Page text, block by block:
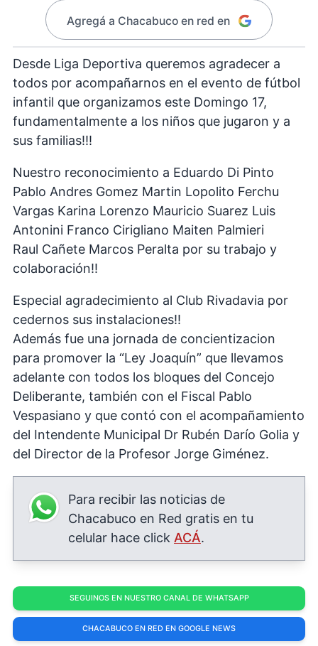
Agregá a Chacabuco en red en
Desde Liga Deportiva queremos agradecer a
todos por acompañarnos en el evento de fútbol
infantil que organizamos este Domingo 17,
fundamentalmente a los niños que jugaron y a
sus familias!!!
Nuestro reconocimiento a Eduardo Di Pinto
Pablo Andres Gomez Martin Lopolito Ferchu
Vargas Karina Lorenzo Mauricio Suarez Luis
Antonini Franco Cirigliano Maiten Palmieri
Raul Cañete Marcos Peralta por su trabajo y
colaboración!!
Especial agradecimiento al Club Rivadavia por
cedernos sus instalaciones!!
Además fue una jornada de concientizacion
para promover la “Ley Joaquín” que llevamos
adelante con todos los bloques del Concejo
Deliberante, también con el Fiscal Pablo
Vespasiano y que contó con el acompañamiento
del Intendente Municipal Dr Rubén Darío Golia y
del Director de la Profesor Jorge Giménez.
Para recibir las noticias de
Chacabuco en Red gratis en tu
celular hace click ACÁ.
SEGUINOS EN NUESTRO CANAL DE WHATSAPP
CHACABUCO EN RED EN GOOGLE NEWS